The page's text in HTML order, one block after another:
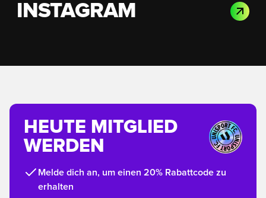
INSTAGRAM
HEUTE MITGLIED
WERDEN
Melde dich an, um einen 20% Rabattcode zu
erhalten